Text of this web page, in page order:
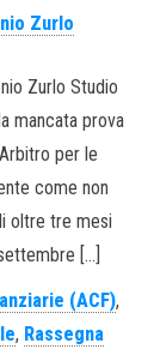
Zurlo
Zurlo Studio
mancata prova
per le
come non
oltre tre mesi
[…]
(ACF),
, Rassegna